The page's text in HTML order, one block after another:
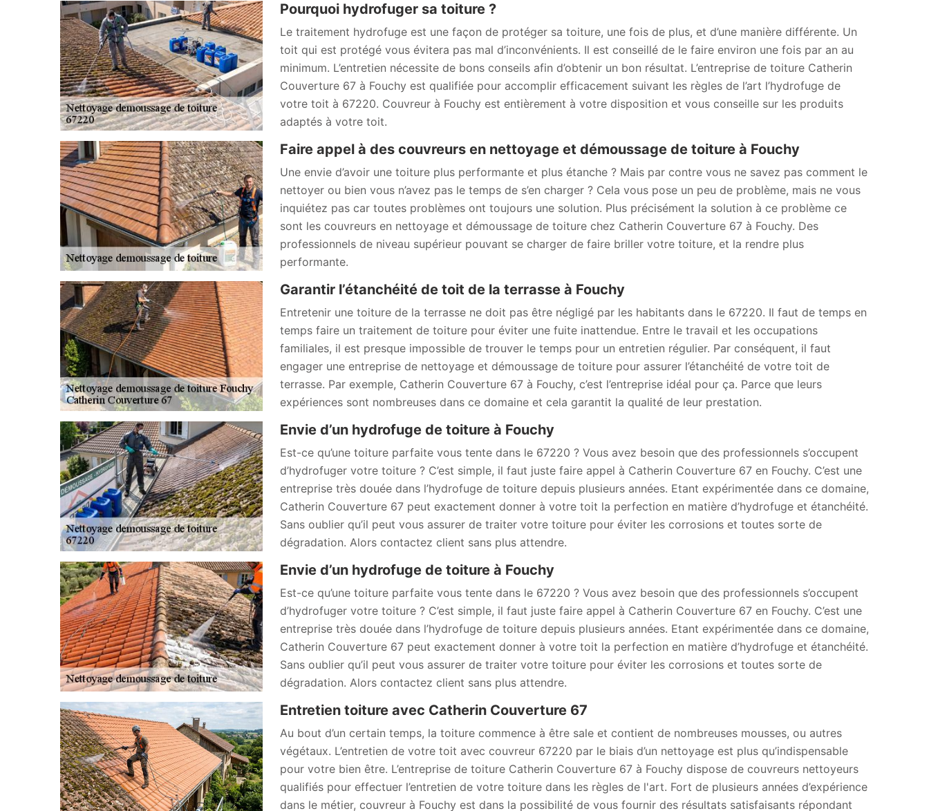
Pourquoi hydrofuger sa toiture ?
Le traitement hydrofuge est une façon de protéger sa toiture, une fois de plus, et d’une manière différente. Un
toit qui est protégé vous évitera pas mal d’inconvénients. Il est conseillé de le faire environ une fois par an au
minimum. L’entretien nécessite de bons conseils afin d’obtenir un bon résultat. L’entreprise de toiture Catherin
Couverture 67 à Fouchy est qualifiée pour accomplir efficacement suivant les règles de l’art l’hydrofuge de
votre toit à 67220. Couvreur à Fouchy est entièrement à votre disposition et vous conseille sur les produits
adaptés à votre toit.
Faire appel à des couvreurs en nettoyage et démoussage de toiture à Fouchy
Une envie d’avoir une toiture plus performante et plus étanche ? Mais par contre vous ne savez pas comment le
nettoyer ou bien vous n’avez pas le temps de s’en charger ? Cela vous pose un peu de problème, mais ne vous
inquiétez pas car toutes problèmes ont toujours une solution. Plus précisément la solution à ce problème ce
sont les couvreurs en nettoyage et démoussage de toiture chez Catherin Couverture 67 à Fouchy. Des
professionnels de niveau supérieur pouvant se charger de faire briller votre toiture, et la rendre plus
performante.
Garantir l’étanchéité de toit de la terrasse à Fouchy
Entretenir une toiture de la terrasse ne doit pas être négligé par les habitants dans le 67220. Il faut de temps en
temps faire un traitement de toiture pour éviter une fuite inattendue. Entre le travail et les occupations
familiales, il est presque impossible de trouver le temps pour un entretien régulier. Par conséquent, il faut
engager une entreprise de nettoyage et démoussage de toiture pour assurer l’étanchéité de votre toit de
terrasse. Par exemple, Catherin Couverture 67 à Fouchy, c’est l’entreprise idéal pour ça. Parce que leurs
expériences sont nombreuses dans ce domaine et cela garantit la qualité de leur prestation.
Envie d’un hydrofuge de toiture à Fouchy
Est-ce qu’une toiture parfaite vous tente dans le 67220 ? Vous avez besoin que des professionnels s’occupent
d’hydrofuger votre toiture ? C’est simple, il faut juste faire appel à Catherin Couverture 67 en Fouchy. C’est une
entreprise très douée dans l’hydrofuge de toiture depuis plusieurs années. Etant expérimentée dans ce domaine,
Catherin Couverture 67 peut exactement donner à votre toit la perfection en matière d’hydrofuge et étanchéité.
Sans oublier qu’il peut vous assurer de traiter votre toiture pour éviter les corrosions et toutes sorte de
dégradation. Alors contactez client sans plus attendre.
Envie d’un hydrofuge de toiture à Fouchy
Est-ce qu’une toiture parfaite vous tente dans le 67220 ? Vous avez besoin que des professionnels s’occupent
d’hydrofuger votre toiture ? C’est simple, il faut juste faire appel à Catherin Couverture 67 en Fouchy. C’est une
entreprise très douée dans l’hydrofuge de toiture depuis plusieurs années. Etant expérimentée dans ce domaine,
Catherin Couverture 67 peut exactement donner à votre toit la perfection en matière d’hydrofuge et étanchéité.
Sans oublier qu’il peut vous assurer de traiter votre toiture pour éviter les corrosions et toutes sorte de
dégradation. Alors contactez client sans plus attendre.
Entretien toiture avec Catherin Couverture 67
Au bout d’un certain temps, la toiture commence à être sale et contient de nombreuses mousses, ou autres
végétaux. L’entretien de votre toit avec couvreur 67220 par le biais d’un nettoyage est plus qu’indispensable
pour votre bien être. L’entreprise de toiture Catherin Couverture 67 à Fouchy dispose de couvreurs nettoyeurs
qualifiés pour effectuer l’entretien de votre toiture dans les règles de l'art. Fort de plusieurs années d’expérience
dans le métier, couvreur à Fouchy est dans la possibilité de vous fournir des résultats satisfaisants répondant